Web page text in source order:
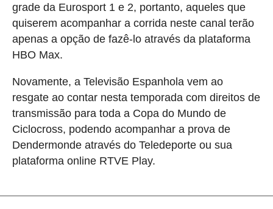
grade da Eurosport 1 e 2, portanto, aqueles que
quiserem acompanhar a corrida neste canal terão
apenas a opção de fazê-lo através da plataforma
HBO Max.
Novamente, a Televisão Espanhola vem ao
resgate ao contar nesta temporada com direitos de
transmissão para toda a Copa do Mundo de
Ciclocross, podendo acompanhar a prova de
Dendermonde através do Teledeporte ou sua
plataforma online RTVE Play.